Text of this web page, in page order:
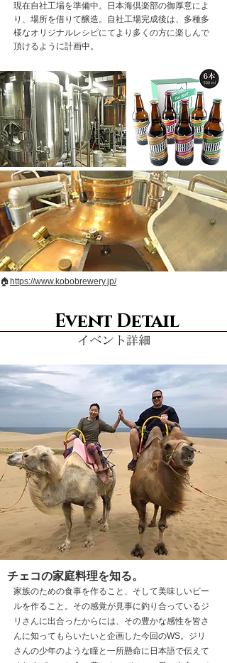
現在自社工場を準備中。日本海倶楽部の御厚意によ
り、場所を借りて醸造。自社工場完成後は、多種多
様なオリジナルレシピにてより多くの方に楽しんで
頂けるように計画中。
🏠 https://www.kobobrewery.jp/
Event Detail
チェコの家庭料理を知る。
家族のための食事を作ること、そして美味しいビー
ルを作ること。その感覚が見事に釣り合っているジ
リさんに出合ったからには、その豊かな感性を皆さ
んに知ってもらいたいと企画した今回のWS。ジリ
さんの少年のような瞳と一所懸命に日本語で伝えて